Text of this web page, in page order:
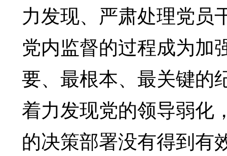
力发现、严肃处理党员
党内监督的过程成为加
要、最根本、最关键的
着力发现党的领导弱化
的决策部署没有得到有